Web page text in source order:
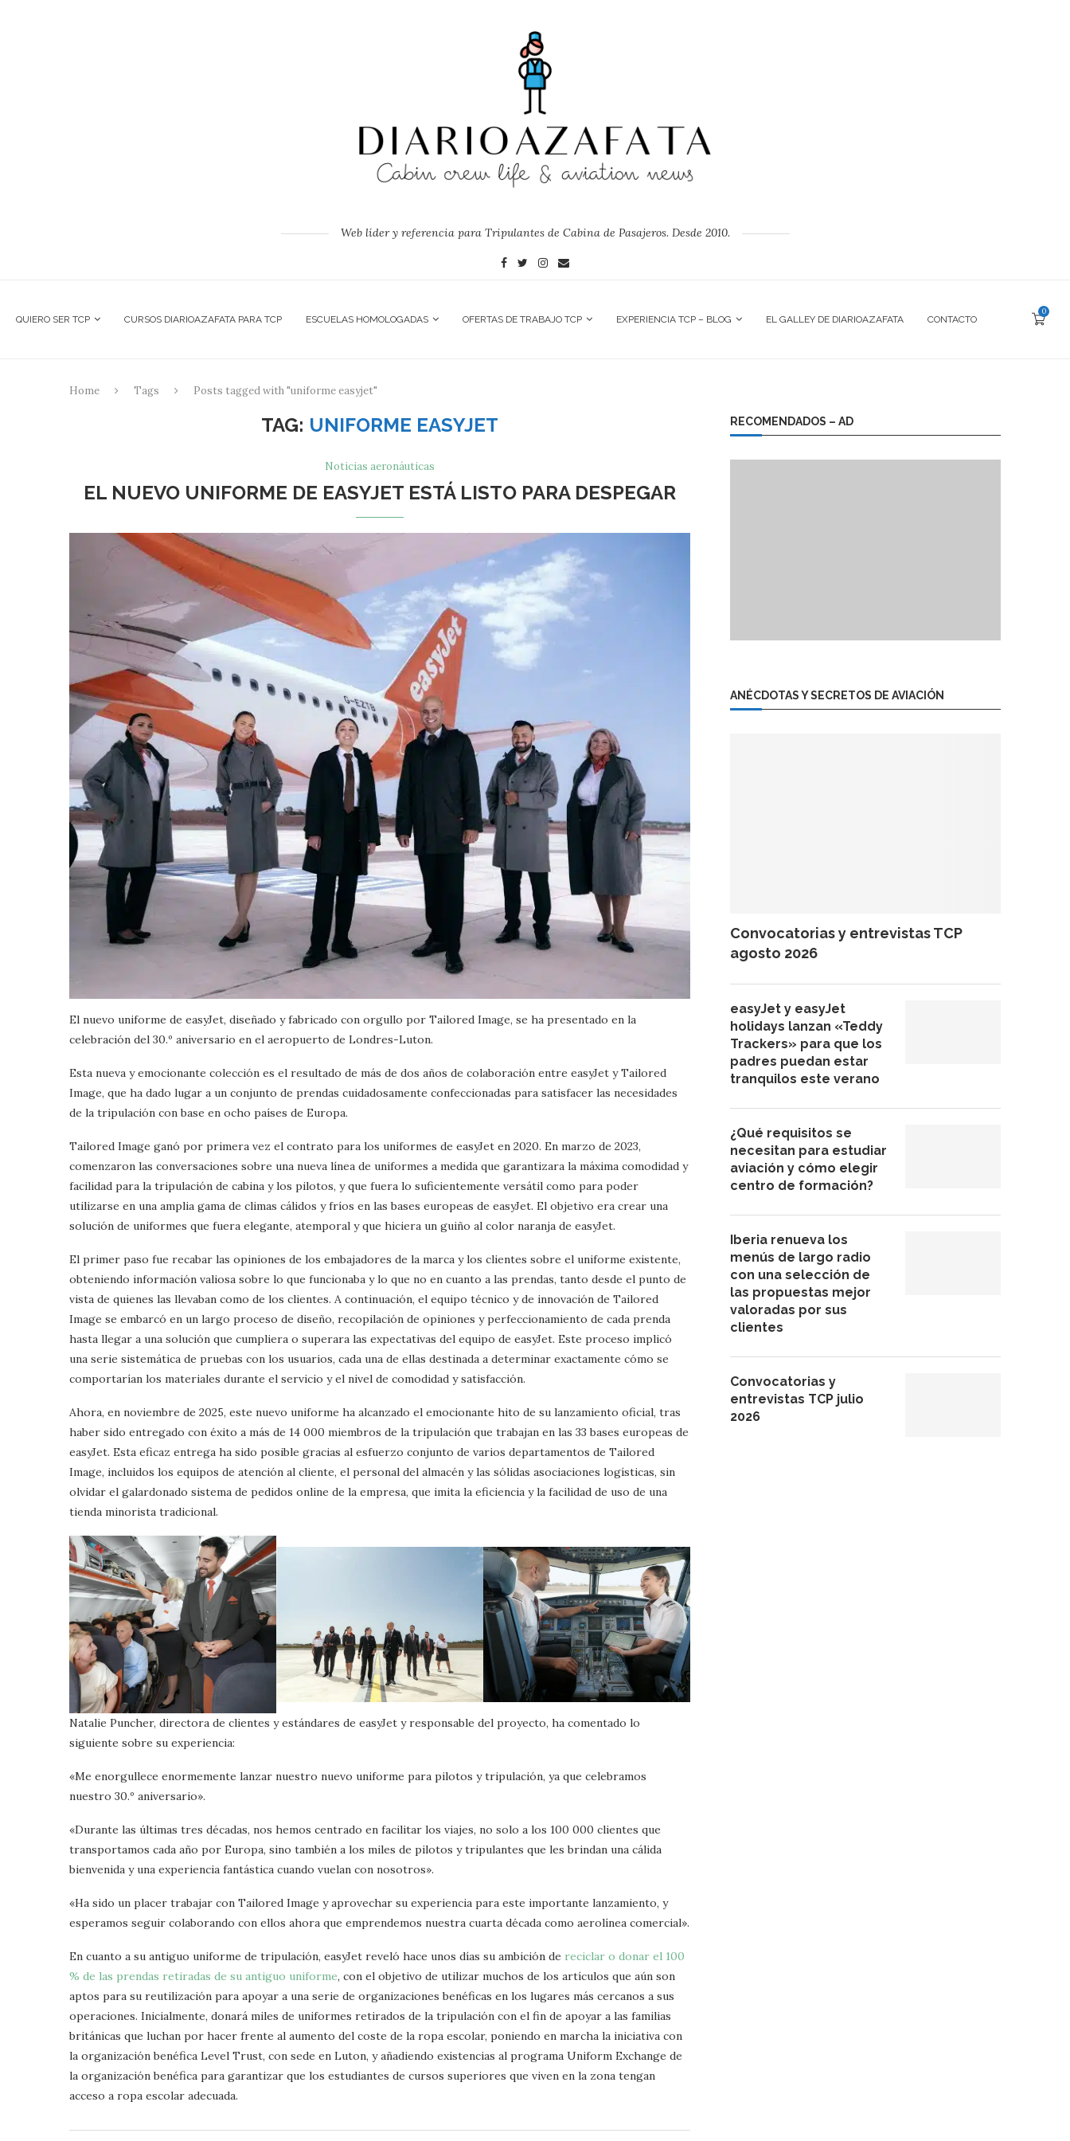
Web líder y referencia para Tripulantes de Cabina de Pasajeros. Desde 2010.
QUIERO SER TCP CURSOS DIARIOAZAFATA PARA TCP ESCUELAS HOMOLOGADAS OFERTAS DE TRABAJO TCP EXPERIENCIA TCP – BLOG EL GALLEY DE DIARIOAZAFATA CONTACTO
0
Home Tags Posts tagged with "uniforme easyjet"
TAG: UNIFORME EASYJET
Noticias aeronáuticas
EL NUEVO UNIFORME DE EASYJET ESTÁ LISTO PARA DESPEGAR
El nuevo uniforme de easyJet, diseñado y fabricado con orgullo por Tailored Image, se ha presentado en la
celebración del 30.º aniversario en el aeropuerto de Londres-Luton.
Esta nueva y emocionante colección es el resultado de más de dos años de colaboración entre easyJet y Tailored
Image, que ha dado lugar a un conjunto de prendas cuidadosamente confeccionadas para satisfacer las necesidades
de la tripulación con base en ocho países de Europa.
Tailored Image ganó por primera vez el contrato para los uniformes de easyJet en 2020. En marzo de 2023,
comenzaron las conversaciones sobre una nueva línea de uniformes a medida que garantizara la máxima comodidad y
facilidad para la tripulación de cabina y los pilotos, y que fuera lo suficientemente versátil como para poder
utilizarse en una amplia gama de climas cálidos y fríos en las bases europeas de easyJet. El objetivo era crear una
solución de uniformes que fuera elegante, atemporal y que hiciera un guiño al color naranja de easyJet.
El primer paso fue recabar las opiniones de los embajadores de la marca y los clientes sobre el uniforme existente,
obteniendo información valiosa sobre lo que funcionaba y lo que no en cuanto a las prendas, tanto desde el punto de
vista de quienes las llevaban como de los clientes. A continuación, el equipo técnico y de innovación de Tailored
Image se embarcó en un largo proceso de diseño, recopilación de opiniones y perfeccionamiento de cada prenda
hasta llegar a una solución que cumpliera o superara las expectativas del equipo de easyJet. Este proceso implicó
una serie sistemática de pruebas con los usuarios, cada una de ellas destinada a determinar exactamente cómo se
comportarían los materiales durante el servicio y el nivel de comodidad y satisfacción.
Ahora, en noviembre de 2025, este nuevo uniforme ha alcanzado el emocionante hito de su lanzamiento oficial, tras
haber sido entregado con éxito a más de 14 000 miembros de la tripulación que trabajan en las 33 bases europeas de
easyJet. Esta eficaz entrega ha sido posible gracias al esfuerzo conjunto de varios departamentos de Tailored
Image, incluidos los equipos de atención al cliente, el personal del almacén y las sólidas asociaciones logísticas, sin
olvidar el galardonado sistema de pedidos online de la empresa, que imita la eficiencia y la facilidad de uso de una
tienda minorista tradicional.
Natalie Puncher, directora de clientes y estándares de easyJet y responsable del proyecto, ha comentado lo
siguiente sobre su experiencia:
«Me enorgullece enormemente lanzar nuestro nuevo uniforme para pilotos y tripulación, ya que celebramos
nuestro 30.º aniversario».
«Durante las últimas tres décadas, nos hemos centrado en facilitar los viajes, no solo a los 100 000 clientes que
transportamos cada año por Europa, sino también a los miles de pilotos y tripulantes que les brindan una cálida
bienvenida y una experiencia fantástica cuando vuelan con nosotros».
«Ha sido un placer trabajar con Tailored Image y aprovechar su experiencia para este importante lanzamiento, y
esperamos seguir colaborando con ellos ahora que emprendemos nuestra cuarta década como aerolínea comercial».
En cuanto a su antiguo uniforme de tripulación, easyJet reveló hace unos días su ambición de reciclar o donar el 100
% de las prendas retiradas de su antiguo uniforme, con el objetivo de utilizar muchos de los artículos que aún son
aptos para su reutilización para apoyar a una serie de organizaciones benéficas en los lugares más cercanos a sus
operaciones. Inicialmente, donará miles de uniformes retirados de la tripulación con el fin de apoyar a las familias
británicas que luchan por hacer frente al aumento del coste de la ropa escolar, poniendo en marcha la iniciativa con
la organización benéfica Level Trust, con sede en Luton, y añadiendo existencias al programa Uniform Exchange de
la organización benéfica para garantizar que los estudiantes de cursos superiores que viven en la zona tengan
acceso a ropa escolar adecuada.
RECOMENDADOS – AD
ANÉCDOTAS Y SECRETOS DE AVIACIÓN
Convocatorias y entrevistas TCP
agosto 2026
easyJet y easyJet
holidays lanzan «Teddy
Trackers» para que los
padres puedan estar
tranquilos este verano
¿Qué requisitos se
necesitan para estudiar
aviación y cómo elegir
centro de formación?
Iberia renueva los
menús de largo radio
con una selección de
las propuestas mejor
valoradas por sus
clientes
Convocatorias y
entrevistas TCP julio
2026